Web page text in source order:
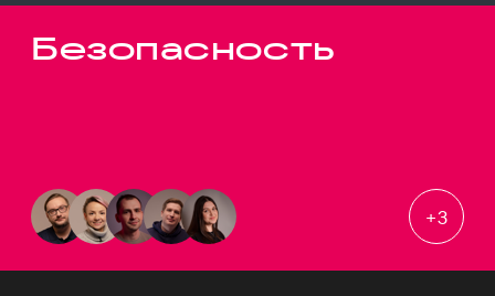
Безопасность
+3